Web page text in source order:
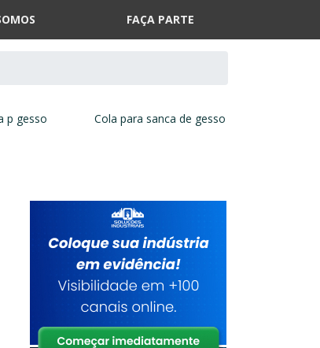
FAÇA PARTE
p gesso Cola para sanca de gesso